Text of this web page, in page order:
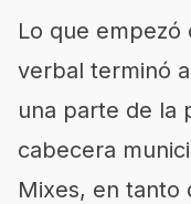
Lo que
verbal terminó
una parte de la
cabecera
Mixes, en tanto